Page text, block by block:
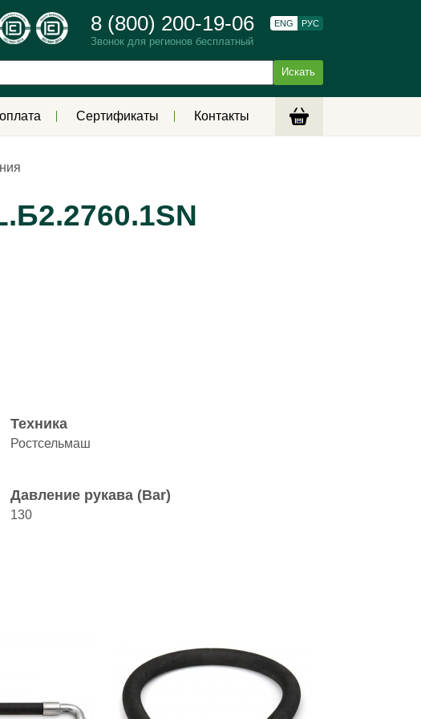
8 (800) 200-19-06
Звонок для регионов бесплатный
ENG РУС
Сертификаты Контакты
Техника
Ростсельмаш
Давление рукава (Bar)
130